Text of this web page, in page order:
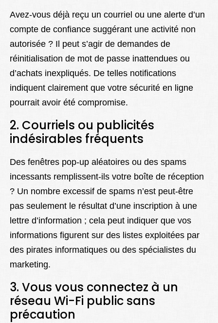
Avez-vous déjà reçu un courriel ou une alerte d’un
compte de confiance suggérant une activité non
autorisée ? Il peut s’agir de demandes de
réinitialisation de mot de passe inattendues ou
d’achats inexpliqués. De telles notifications
indiquent clairement que votre sécurité en ligne
pourrait avoir été compromise.
2. Courriels ou publicités
indésirables fréquents
Des fenêtres pop-up aléatoires ou des spams
incessants remplissent-ils votre boîte de réception
? Un nombre excessif de spams n’est peut-être
pas seulement le résultat d’une inscription à une
lettre d’information ; cela peut indiquer que vos
informations figurent sur des listes exploitées par
des pirates informatiques ou des spécialistes du
marketing.
3. Vous vous connectez à un
réseau Wi-Fi public sans
précaution